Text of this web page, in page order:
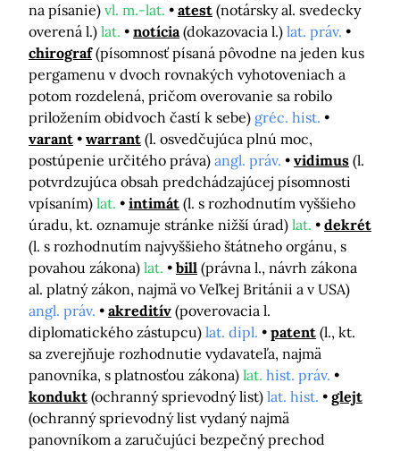
na písanie) vl. m.-lat. atest (notársky al. svedecky
overená l.) lat. notícia (dokazovacia l.) lat. práv.
chirograf (písomnosť písaná pôvodne na jeden kus
pergamenu v dvoch rovnakých vyhotoveniach a
potom rozdelená, pričom overovanie sa robilo
priložením obidvoch častí k sebe) gréc. hist.
varant
warrant (l. osvedčujúca plnú moc,
postúpenie určitého práva) angl. práv. vidimus (l.
potvrdzujúca obsah predchádzajúcej písomnosti
vpísaním) lat. intimát (l. s rozhodnutím vyššieho
úradu, kt. oznamuje stránke nižší úrad) lat.
dekrét
(l. s rozhodnutím najvyššieho štátneho orgánu, s
povahou zákona) lat. bill (právna l., návrh zákona
al. platný zákon, najmä vo Veľkej Británii a v USA)
angl. práv.
akreditív (poverovacia l.
diplomatického zástupcu) lat. dipl. patent (l., kt.
sa zverejňuje rozhodnutie vydavateľa, najmä
panovníka, s platnosťou zákona) lat. hist. práv.
kondukt (ochranný sprievodný list) lat. hist.
glejt
(ochranný sprievodný list vydaný najmä
panovníkom a zaručujúci bezpečný prechod